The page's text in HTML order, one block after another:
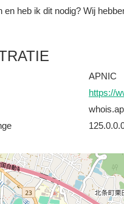
en heb ik dit nodig? Wij
APNIC
https://